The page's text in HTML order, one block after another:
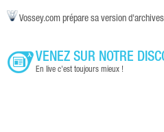
Vossey.com prépare sa version
VENEZ SUR NOTRE
En live c'est toujours mieux !